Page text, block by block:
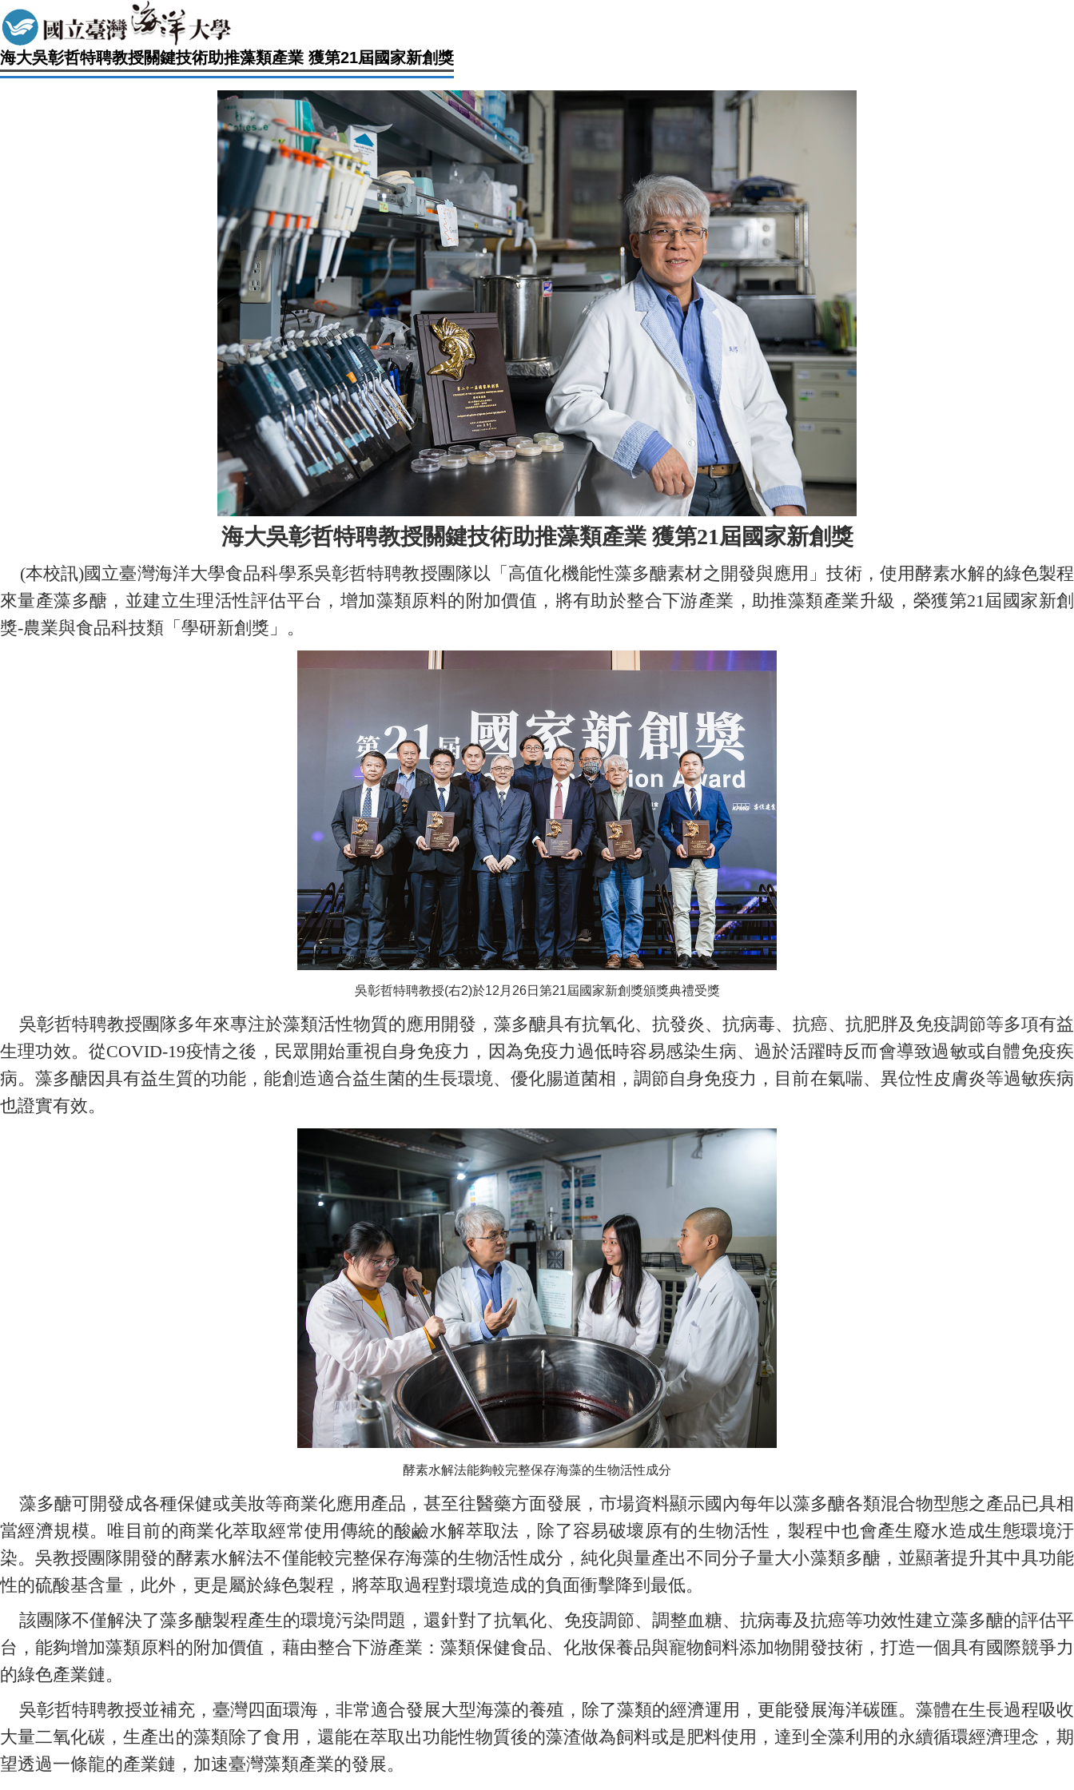
海大吳彰哲特聘教授關鍵技術助推藻類產業 獲第21屆國家新創獎
海大吳彰哲特聘教授關鍵技術助推藻類產業 獲第21屆國家新創獎
(本校訊)國立臺灣海洋大學食品科學系吳彰哲特聘教授團隊以「高值化機能性藻多醣素材之開發與應用」技術，使用酵素水解的綠色製程
來量產藻多醣，並建立生理活性評估平台，增加藻類原料的附加價值，將有助於整合下游產業，助推藻類產業升級，榮獲第21屆國家新創
獎-農業與食品科技類「學研新創獎」。
吳彰哲特聘教授(右2)於12月26日第21屆國家新創獎頒獎典禮受獎
吳彰哲特聘教授團隊多年來專注於藻類活性物質的應用開發，藻多醣具有抗氧化、抗發炎、抗病毒、抗癌、抗肥胖及免疫調節等多項有益
生理功效。從COVID-19疫情之後，民眾開始重視自身免疫力，因為免疫力過低時容易感染生病、過於活躍時反而會導致過敏或自體免疫疾
病。藻多醣因具有益生質的功能，能創造適合益生菌的生長環境、優化腸道菌相，調節自身免疫力，目前在氣喘、異位性皮膚炎等過敏疾病
也證實有效。
酵素水解法能夠較完整保存海藻的生物活性成分
藻多醣可開發成各種保健或美妝等商業化應用產品，甚至往醫藥方面發展，市場資料顯示國內每年以藻多醣各類混合物型態之產品已具相
當經濟規模。唯目前的商業化萃取經常使用傳統的酸鹼水解萃取法，除了容易破壞原有的生物活性，製程中也會產生廢水造成生態環境汙
染。吳教授團隊開發的酵素水解法不僅能較完整保存海藻的生物活性成分，純化與量產出不同分子量大小藻類多醣，並顯著提升其中具功能
性的硫酸基含量，此外，更是屬於綠色製程，將萃取過程對環境造成的負面衝擊降到最低。
該團隊不僅解決了藻多醣製程產生的環境污染問題，還針對了抗氧化、免疫調節、調整血糖、抗病毒及抗癌等功效性建立藻多醣的評估平
台，能夠增加藻類原料的附加價值，藉由整合下游產業：藻類保健食品、化妝保養品與寵物飼料添加物開發技術，打造一個具有國際競爭力
的綠色產業鏈。
吳彰哲特聘教授並補充，臺灣四面環海，非常適合發展大型海藻的養殖，除了藻類的經濟運用，更能發展海洋碳匯。藻體在生長過程吸收
大量二氧化碳，生產出的藻類除了食用，還能在萃取出功能性物質後的藻渣做為飼料或是肥料使用，達到全藻利用的永續循環經濟理念，期
望透過一條龍的產業鏈，加速臺灣藻類產業的發展。